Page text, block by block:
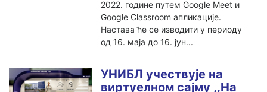
2022. године путем Google Meet и
Google Classroom апликације.
Настава ће се изводити у периоду
од 16. маја до 16. јун...
УНИБЛ учествује на
виртуелном сајму ,,На